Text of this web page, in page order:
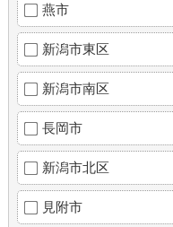
燕市
新潟市東区
新潟市南区
長岡市
新潟市北区
見附市